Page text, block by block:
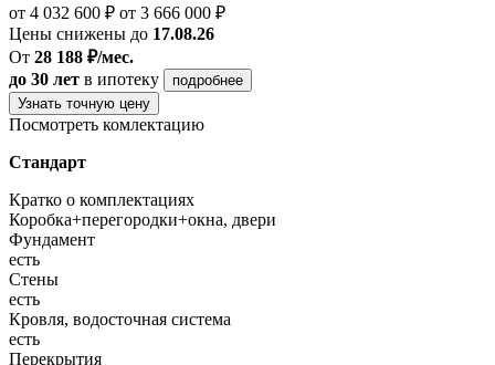
от 4 032 600 ₽ от 3 666 000 ₽
Цены снижены до 17.08.26
От 28 188 ₽/мес.
до 30 лет в ипотеку
подробнее
Узнать точную цену
Посмотреть комлектацию
Стандарт
Кратко о комплектациях
Коробка+перегородки+окна, двери
Фундамент
есть
Стены
есть
Кровля, водосточная система
есть
Перекрытия